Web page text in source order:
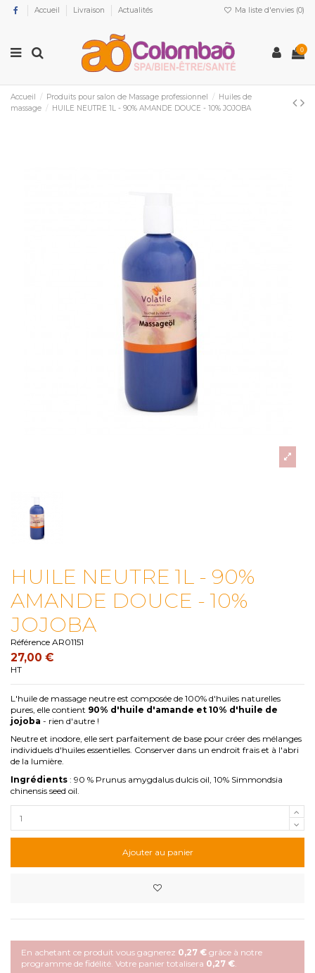
Accueil Livraison Actualités Ma liste d'envies (0)
0
Accueil Produits pour salon de Massage professionnel
Huiles de
massage
HUILE NEUTRE 1L - 90% AMANDE DOUCE - 10% JOJOBA
HUILE NEUTRE 1L - 90%
AMANDE DOUCE - 10%
JOJOBA
Référence AR01151
27,00 €
HT
L'huile de massage neutre est composée de 100% d'huiles naturelles
pures, elle contient 90% d'huile d'amande et 10% d'huile de
jojoba - rien d'autre !
Neutre et inodore, elle sert parfaitement de base pour créer des mélanges
individuels d'huiles essentielles. Conserver dans un endroit frais et à l'abri
de la lumière.
Ingrédients : 90 % Prunus amygdalus dulcis oil, 10% Simmondsia
chinensis seed oil.
Ajouter au panier
En achetant ce produit vous gagnerez 0,27 € grâce à notre
programme de fidélité. Votre panier totalisera 0,27 €